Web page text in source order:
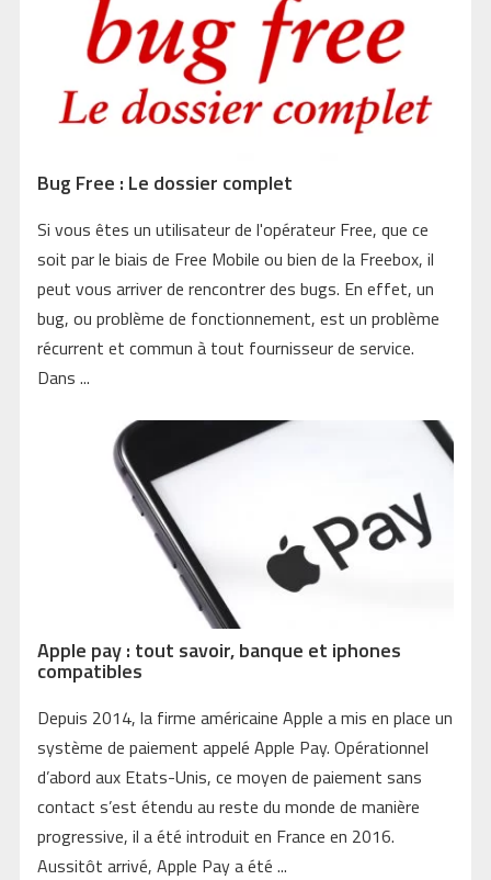
Bug Free : Le dossier complet
Si vous êtes un utilisateur de l'opérateur Free, que ce
soit par le biais de Free Mobile ou bien de la Freebox, il
peut vous arriver de rencontrer des bugs. En effet, un
bug, ou problème de fonctionnement, est un problème
récurrent et commun à tout fournisseur de service.
Dans ...
Apple pay : tout savoir, banque et iphones
compatibles
Depuis 2014, la firme américaine Apple a mis en place un
système de paiement appelé Apple Pay. Opérationnel
d’abord aux Etats-Unis, ce moyen de paiement sans
contact s’est étendu au reste du monde de manière
progressive, il a été introduit en France en 2016.
Aussitôt arrivé, Apple Pay a été ...